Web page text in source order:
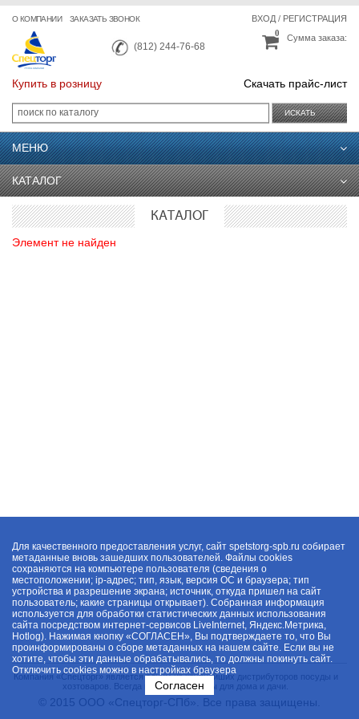
О КОМПАНИИ ЗАКАЗАТЬ ЗВОНОК
(812) 244-76-68
ВХОД/ РЕГИСТРАЦИЯ
Сумма заказа:
0
Купить в розницу Скачать прайс-лист
ИСКАТЬ
МЕНЮ
КАТАЛОГ
КАТАЛОГ
Элемент не найден
Компания «Спецторг» является одним из крупнейших дистрибуторов посуды и
хозтоваров. Всегда в наличии товары для дома и дачи.
© 2015 ООО «Спецторг-СПб». Все права защищены.
Для качественного предоставления услуг, сайт spetstorg-spb.ru собирает
метаданные вновь зашедших пользователей. Файлы cookies
сохраняются на компьютере пользователя (сведения о
местоположении; ip-адрес; тип, язык, версия ОС и браузера; тип
устройства и разрешение экрана; источник, откуда пришел на сайт
пользователь; какие страницы открывает). Собранная информация
используется для обработки статистических данных использования
сайта посредством интернет-сервисов LiveInternet, Яндекс.Метрика,
Hotlog). Нажимая кнопку «СОГЛАСЕН», Вы подтверждаете то, что Вы
проинформированы о сборе метаданных на нашем сайте. Если вы не
хотите, чтобы эти данные обрабатывались, то должны покинуть сайт.
Отключить cookies можно в настройках браузера
Согласен